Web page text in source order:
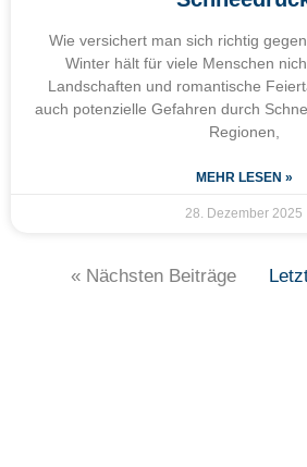
Wie versichert man sich richtig
Winter hält für viele Menschen
Landschaften und romantische
auch potenzielle Gefahren durch
Regionen,
MEHR LESEN »
28. Dezember 2025
« Nächsten Beiträge